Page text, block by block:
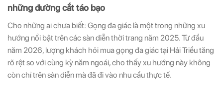
những đường cắt táo bạo
Cho những ai chưa biết: Gọng đa giác là một trong những xu
hướng nổi bật trên các sàn diễn thời trang năm 2025. Từ đầu
năm 2026, lượng khách hỏi mua gọng đa giác tại Hải Triều tăng
rõ rệt so với cùng kỳ năm ngoái, cho thấy xu hướng này không
còn chỉ trên sàn diễn mà đã đi vào nhu cầu thực tế.